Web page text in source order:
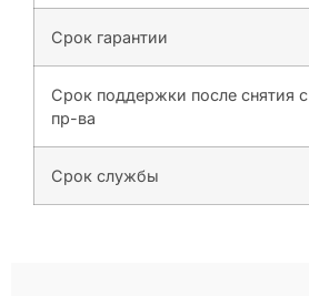
Срок гарантии
Срок поддержки после снятия с
пр-ва
Срок службы